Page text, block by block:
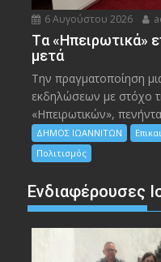
6 Αυγούστου 2026
Tα «Ηπειρωτικά»
μετά
Την πραγματοποίηση
εκδηλώσεων με στόχο
«Ηπειρωτικών»,
ΔΗΜΟΣ ΙΩΑΝΝΙΤΩΝ
Πολιτισμός
Ενδιαφέρουσες